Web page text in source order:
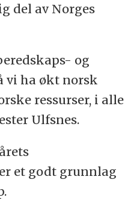
del av Norges
og
vi ha økt norsk
ressurser, i alle
Ulfsnes.
et godt grunnlag